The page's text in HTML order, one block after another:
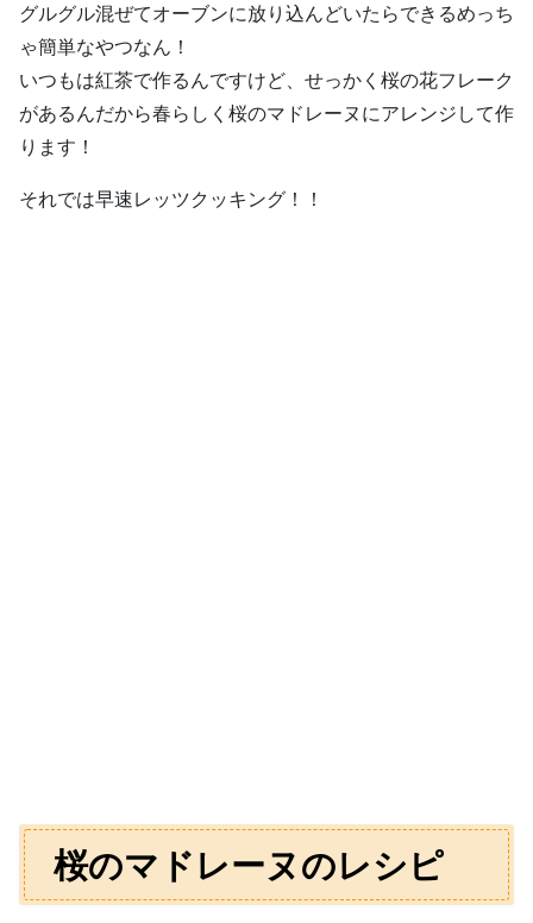
グルグル混ぜてオーブンに放り込んどいたらできるめっち
ゃ簡単なやつなん！
いつもは紅茶で作るんですけど、せっかく桜の花フレーク
があるんだから春らしく桜のマドレーヌにアレンジして作
ります！
それでは早速レッツクッキング！！
桜のマドレーヌのレシピ